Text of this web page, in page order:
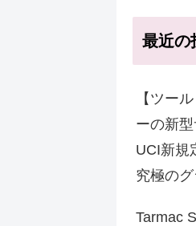
最近の
【ツー
ーの新
UCI新規
究極の
Tarmac